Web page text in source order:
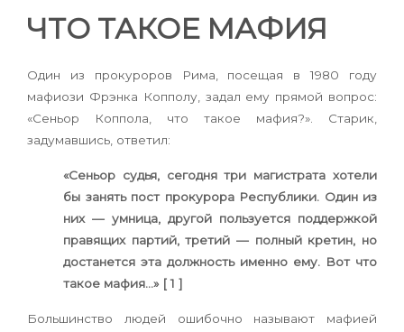
ЧТО ТАКОЕ МАФИЯ
Один из прокуроров Рима, посещая в 1980 году
мафиози Фрэнка Копполу, задал ему прямой вопрос:
«Сеньор Коппола, что такое мафия?». Старик,
задумавшись, ответил:
«Сеньор судья, сегодня три магистрата хотели
бы занять пост прокурора Республики. Один из
них — умница, другой пользуется поддержкой
правящих партий, третий — полный кретин, но
достанется эта должность именно ему. Вот что
такое мафия…» [ 1 ]
Большинство людей ошибочно называют мафией